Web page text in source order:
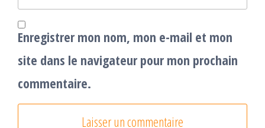
Enregistrer mon nom, mon e-mail et mon
site dans le navigateur pour mon prochain
commentaire.